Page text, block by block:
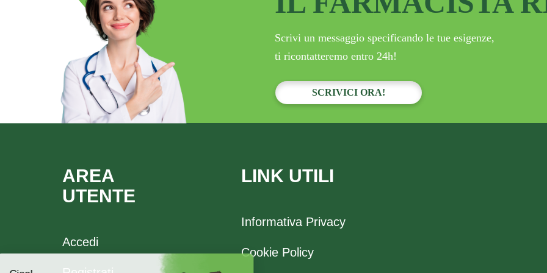
Scrivi un messaggio specificando le tue esigenze,
ti ricontatteremo entro 24h!
SCRIVICI ORA!
AREA
UTENTE
Accedi
LINK UTILI
Informativa Privacy
Cookie Policy